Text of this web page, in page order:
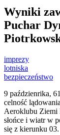
Wyniki
Puchar
imprezy
lotniska
bezpieczeństwo
9 paździenrika,
celność
Aeroklubu Ziemi
słońce i wiatr w
się z kierunku 03.